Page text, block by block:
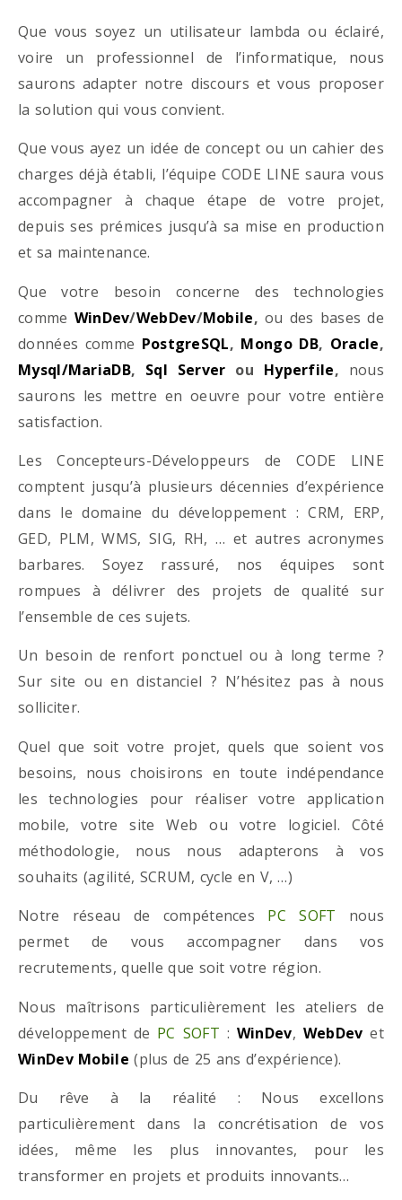
Que vous soyez un utilisateur lambda ou éclairé,
voire un professionnel de l’informatique, nous
saurons adapter notre discours et vous proposer
la solution qui vous convient.
Que vous ayez un idée de concept ou un cahier des
charges déjà établi, l’équipe CODE LINE saura vous
accompagner à chaque étape de votre projet,
depuis ses prémices jusqu’à sa mise en production
et sa maintenance.
Que votre besoin concerne des technologies
comme WinDev/WebDev/Mobile, ou des bases de
données comme PostgreSQL, Mongo DB, Oracle,
Mysql/MariaDB, Sql Server ou Hyperfile, nous
saurons les mettre en oeuvre pour votre entière
satisfaction.
Les Concepteurs-Développeurs de CODE LINE
comptent jusqu’à plusieurs décennies d’expérience
dans le domaine du développement : CRM, ERP,
GED, PLM, WMS, SIG, RH, … et autres acronymes
barbares. Soyez rassuré, nos équipes sont
rompues à délivrer des projets de qualité sur
l’ensemble de ces sujets.
Un besoin de renfort ponctuel ou à long terme ?
Sur site ou en distanciel ? N’hésitez pas à nous
solliciter.
Quel que soit votre projet, quels que soient vos
besoins, nous choisirons en toute indépendance
les technologies pour réaliser votre application
mobile, votre site Web ou votre logiciel. Côté
méthodologie, nous nous adapterons à vos
souhaits (agilité, SCRUM, cycle en V, …)
Notre réseau de compétences PC SOFT nous
permet de vous accompagner dans vos
recrutements, quelle que soit votre région.
Nous maîtrisons particulièrement les ateliers de
développement de PC SOFT : WinDev, WebDev et
WinDev Mobile (plus de 25 ans d’expérience).
Du rêve à la réalité : Nous excellons
particulièrement dans la concrétisation de vos
idées, même les plus innovantes, pour les
transformer en projets et produits innovants…